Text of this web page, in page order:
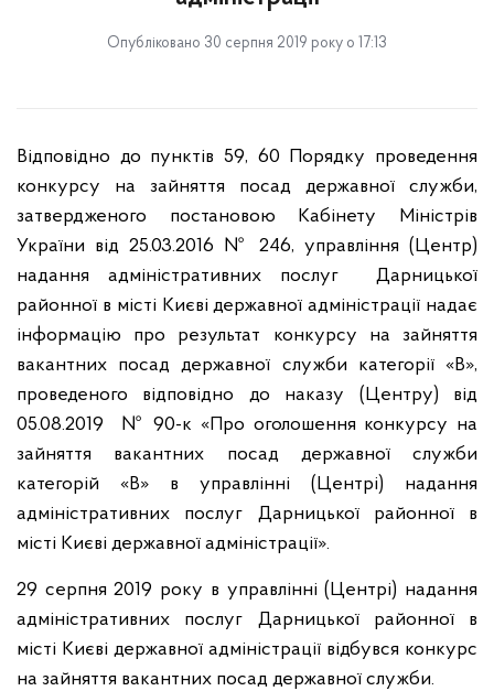
Опубліковано 30 серпня 2019 року о 17:13
Відповідно до пунктів 59, 60 Порядку проведення
конкурсу на зайняття посад державної служби,
затвердженого постановою Кабінету Міністрів
України від 25.03.2016 № 246, управління (Центр)
надання адміністративних послуг Дарницької
районної в місті Києві державної адміністрації надає
інформацію про результат конкурсу на зайняття
вакантних посад державної служби категорії «В»,
проведеного відповідно до наказу (Центру) від
05.08.2019 № 90-к «Про оголошення конкурсу на
зайняття вакантних посад державної служби
категорій «В» в управлінні (Центрі) надання
адміністративних послуг Дарницької районної в
місті Києві державної адміністрації».
29 серпня 2019 року в управлінні (Центрі) надання
адміністративних послуг Дарницької районної в
місті Києві державної адміністрації відбувся конкурс
на зайняття вакантних посад державної служби.